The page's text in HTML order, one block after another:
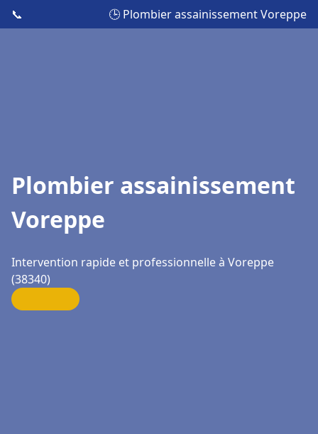
📞 🕒 Plombier assainissement Voreppe
Plombier assainissement
Voreppe
Intervention rapide et professionnelle à Voreppe
(38340)